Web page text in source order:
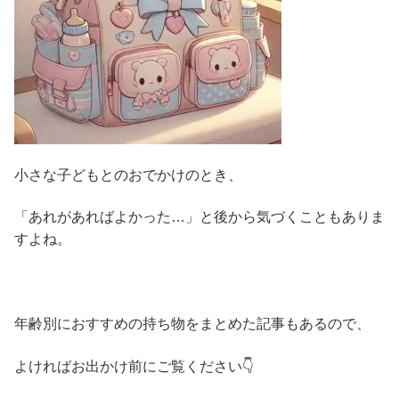
小さな子どもとのおでかけのとき、
「あれがあればよかった…」と後から気づくこともありま
すよね。
年齢別におすすめの持ち物をまとめた記事もあるので、
よければお出かけ前にご覧ください👇